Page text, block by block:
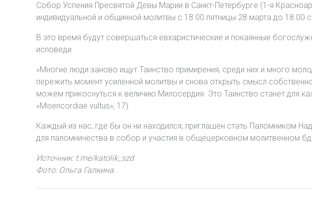
Собор Успения Пресвятой Девы Марии в Санкт-Петербурге (1-я
индивидуальной и общинной молитвы с 18.00 пятницы 28 марта до 18.00
В это время будут совершаться евхаристические и покаянные
исповеди.
«Многие люди заново ищут Таинство примирения, среди них и много
пережить момент усиленной молитвы и снова открыть смысл
можем прикоснуться к величию Милосердия. Это Таинство станет для
«Misericordiae vultus», 17).
Каждый из нас, где бы он ни находился, приглашен стать Паломником
для паломничества в собор и участия в общецерковном молитвенном
Источник: t.me/katolik_szd
Фото: Ольга Галкина